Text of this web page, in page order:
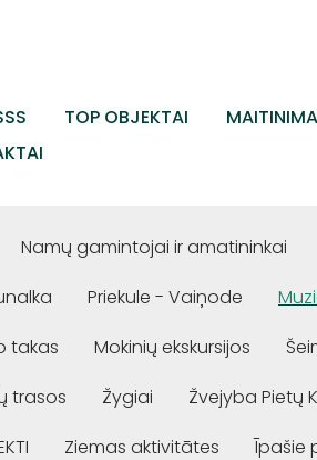
TOP OBJEKTAI
Namų gamintojai ir amatininkai
Priekule - Vaiņode
takas Mokinių ekskursijos
trasos Žygiai Žvejyba Pietų
Ziemas aktivitātes Īpašie